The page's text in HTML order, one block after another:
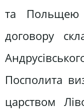
та Польщею
договору
Посполита
царством